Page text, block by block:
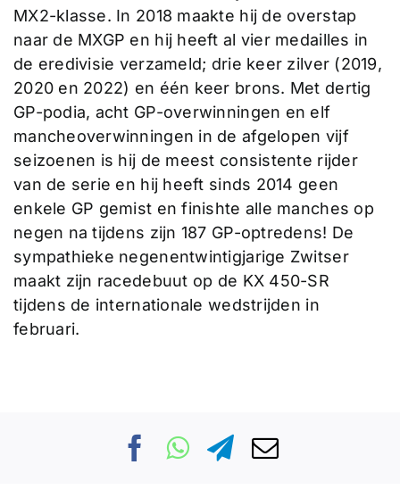
MX2-klasse. In 2018 maakte hij de overstap
naar de MXGP en hij heeft al vier medailles in
de eredivisie verzameld; drie keer zilver (2019,
2020 en 2022) en één keer brons. Met dertig
GP-podia, acht GP-overwinningen en elf
mancheoverwinningen in de afgelopen vijf
seizoenen is hij de meest consistente rijder
van de serie en hij heeft sinds 2014 geen
enkele GP gemist en finishte alle manches op
negen na tijdens zijn 187 GP-optredens! De
sympathieke negenentwintigjarige Zwitser
maakt zijn racedebuut op de KX 450-SR
tijdens de internationale wedstrijden in
februari.